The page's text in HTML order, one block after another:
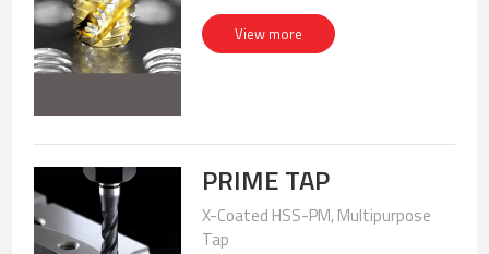
View more
PRIME TAP
X-Coated HSS-PM, Multipurpose
Tap